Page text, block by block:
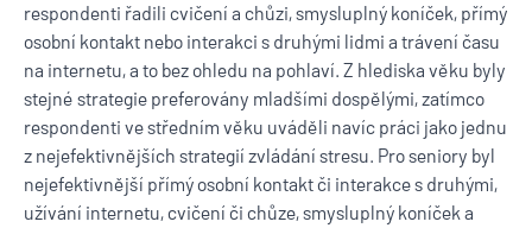
respondenti řadili cvičení a chůzi, smysluplný koníček, přímý
osobní kontakt nebo interakci s druhými lidmi a trávení času
na internetu, a to bez ohledu na pohlaví. Z hlediska věku byly
stejné strategie preferovány mladšími dospělými, zatímco
respondenti ve středním věku uváděli navíc práci jako jednu
z nejefektivnějších strategií zvládání stresu. Pro seniory byl
nejefektivnější přímý osobní kontakt či interakce s druhými,
užívání internetu, cvičení či chůze, smysluplný koníček a